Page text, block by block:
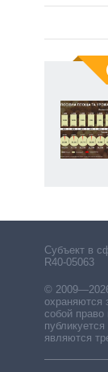
Субъект в
R40-05063
©
охраняются
собой
являются